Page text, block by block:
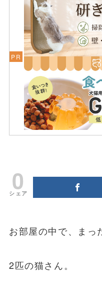
0
シェア
お部屋の中で、まっ
2匹の猫さん。